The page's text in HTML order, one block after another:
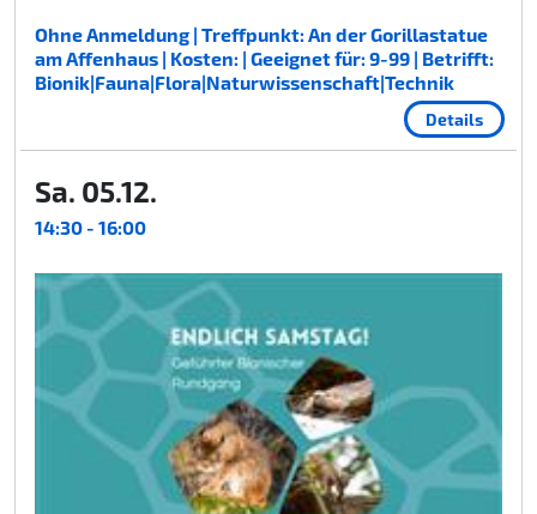
Ohne Anmeldung | Treffpunkt: An der Gorillastatue
am Affenhaus | Kosten: | Geeignet für: 9-99 | Betrifft:
Bionik|Fauna|Flora|Naturwissenschaft|Technik
Details
Sa. 05.12.
14:30 - 16:00